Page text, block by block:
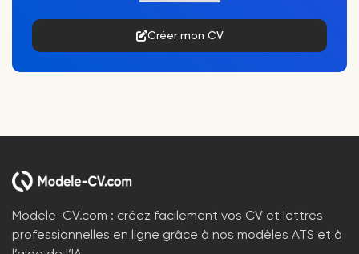
Créer mon CV
Modele-CV.com : créez facilement vos CV et lettres
professionnelles en ligne grâce à nos modèles ATS et à